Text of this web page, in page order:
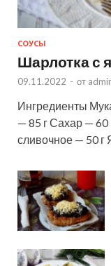
СОУСЫ
Шарлотка с
09.11.2022 - от
Ингредиенты
— 85 г Сахар — 60
сливочное — 50 г